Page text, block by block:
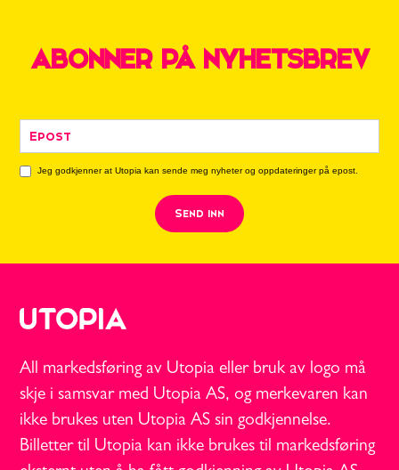
ABONNER PÅ NYHETSBREV
Jeg godkjenner at Utopia kan sende meg nyheter og oppdateringer på epost.
All markedsføring av Utopia eller bruk av logo må
skje i samsvar med Utopia AS, og merkevaren kan
ikke brukes uten Utopia AS sin godkjennelse.
Billetter til Utopia kan ikke brukes til markedsføring